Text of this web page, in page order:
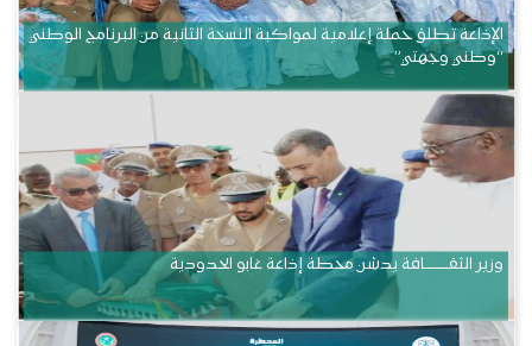
الإذاعة تطلق حملة إعلامية لمواكبة النسخة الثانية من البرنامج الوطني
“وطني وجهتي”
وزير الثقــــــــــافة يدشن محطة إذاعة غابو الحدودية